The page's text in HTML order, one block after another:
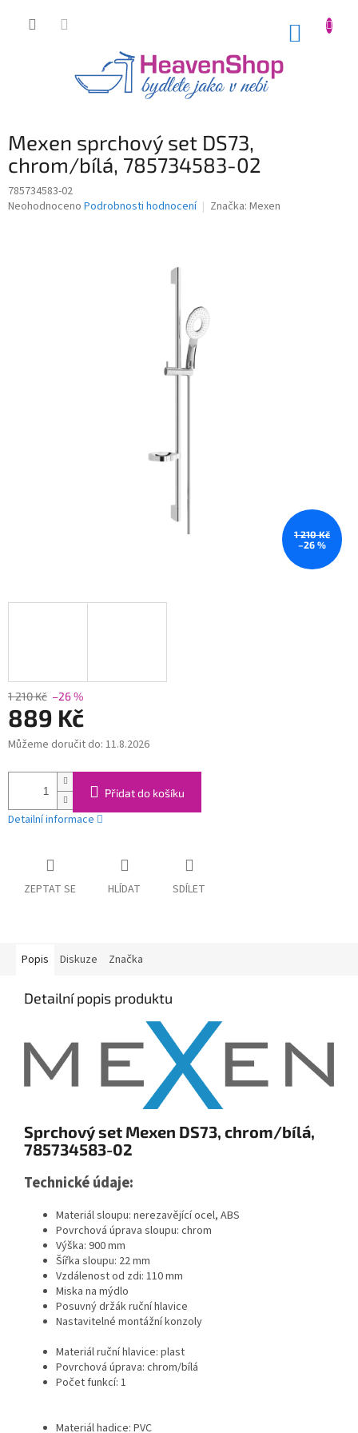
Mexen sprchový set DS73,
chrom/bílá, 785734583-02
785734583-02
Průměrné
Neohodnoceno Podrobnosti hodnocení Značka: Mexen
1 210 Kč
–26 %
1 210 Kč –26 %
889 Kč
Měrná
Můžeme doručit do: 11.8.2026
Přidat do košíku
Detailní informace
ZEPTAT SE HLÍDAT SDÍLET
Popis Diskuze Značka
Detailní popis produktu
Sprchový set Mexen DS73, chrom/bílá,
785734583-02
Technické údaje:
Materiál sloupu: nerezavějící ocel, ABS
Povrchová úprava sloupu: chrom
Výška: 900 mm
Šířka sloupu: 22 mm
Vzdálenost od zdi: 110 mm
Miska na mýdlo
Posuvný držák ruční hlavice
Nastavitelné montážní konzoly
Materiál ruční hlavice: plast
Povrchová úprava: chrom/bílá
Počet funkcí: 1
Materiál hadice: PVC